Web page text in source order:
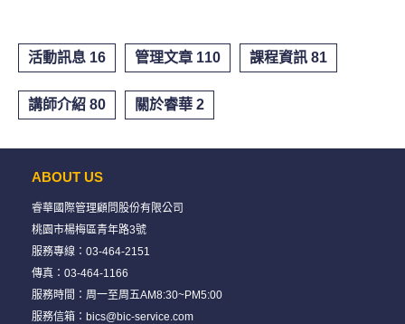
活動訊息 16 管理文章 110 課程資訊 81
講師介紹 80 關於睿華 2
ABOUT US
睿華國際管理顧問股份有限公司
桃園市楊梅區青年路3號
服務專線： 03-464-2151
傳真：03-464-1166
服務時間：周一至周五AM8:30~PM5:00
服務信箱： bics@bic-service.com